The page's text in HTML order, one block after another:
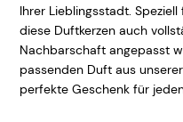
Ihrer Lieblingsstadt.
diese Duftkerzen auch
Nachbarschaft angepasst
passenden Duft aus
perfekte Geschenk für